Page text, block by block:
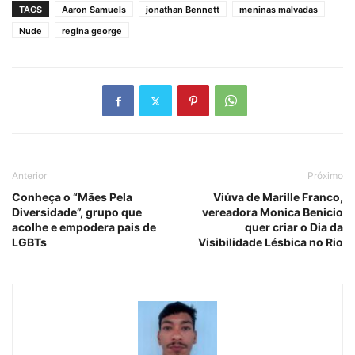
TAGS Aaron Samuels jonathan Bennett
meninas malvadas
Nude
regina george
Anterior
Conheça o “Mães Pela
Diversidade”, grupo que
acolhe e empodera pais de
LGBTs
Próximo
Viúva de Marille Franco,
vereadora Monica Benicio
quer criar o Dia da
Visibilidade Lésbica no Rio